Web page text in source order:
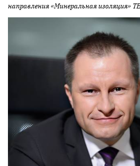
направления «Минеральная изоляция»